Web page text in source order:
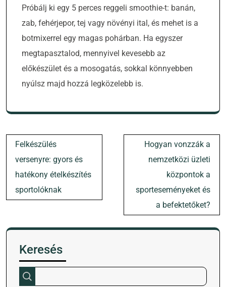
Próbálj ki egy 5 perces reggeli smoothie-t: banán,
zab, fehérjepor, tej vagy növényi ital, és mehet is a
botmixerrel egy magas pohárban. Ha egyszer
megtapasztalod, mennyivel kevesebb az
előkészület és a mosogatás, sokkal könnyebben
nyúlsz majd hozzá legközelebb is.
Bejegyzés
navigáció
Felkészülés
versenyre: gyors és
hatékony ételkészítés
sportolóknak
Hogyan vonzzák a
nemzetközi üzleti
központok a
sporteseményeket és
a befektetőket?
Keresés